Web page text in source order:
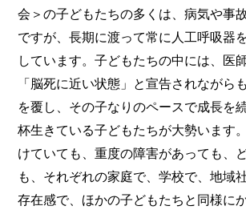
会＞の子どもたちの多くは、病気や事
ですが、長期に渡って常に人工呼吸器
しています。子どもたちの中には、医
「脳死に近い状態」と宣告されながら
を覆し、その子なりのペースで成長を
杯生きている子どもたちが大勢います
けていても、重度の障害があっても、
も、それぞれの家庭で、学校で、地域
存在感で、ほかの子どもたちと同様に